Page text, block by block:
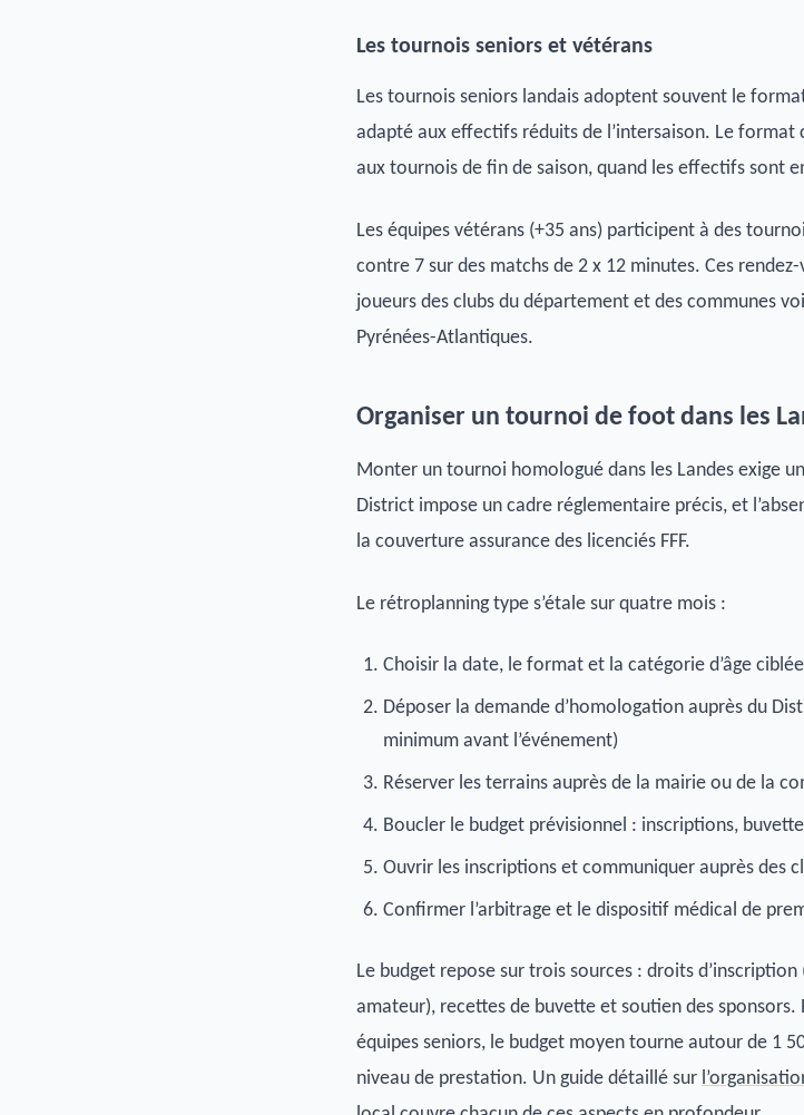
Les tournois seniors et vétérans
Les tournois seniors landais adoptent souvent le
adapté aux effectifs réduits de l’intersaison. Le format
aux tournois de fin de saison, quand les effectifs sont
Les équipes vétérans (+35 ans) participent à des
contre 7 sur des matchs de 2 x 12 minutes. Ces
joueurs des clubs du département et des communes
Pyrénées-Atlantiques.
Organiser un tournoi de foot dans les
Monter un tournoi homologué dans les Landes exige
District impose un cadre réglementaire précis, et
la couverture assurance des licenciés FFF.
Le rétroplanning type s’étale sur quatre mois :
Choisir la date, le format et la catégorie d’âge ciblée
Déposer la demande d’homologation auprès du
minimum avant l’événement)
Réserver les terrains auprès de la mairie ou de la
Boucler le budget prévisionnel : inscriptions,
Ouvrir les inscriptions et communiquer auprès des
Confirmer l’arbitrage et le dispositif médical de
Le budget repose sur trois sources : droits
amateur), recettes de buvette et soutien des
équipes seniors, le budget moyen tourne autour de 1
niveau de prestation. Un guide détaillé sur